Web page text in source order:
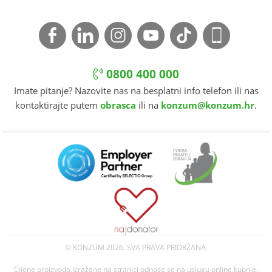
0800 400 000
Imate pitanje? Nazovite nas na besplatni info telefon ili nas
kontaktirajte putem obrasca ili na konzum@konzum.hr.
© KONZUM 2026. SVA PRAVA PRIDRŽANA.
Cijene proizvoda izražene na stranici odnose se na uslugu online kupnje.